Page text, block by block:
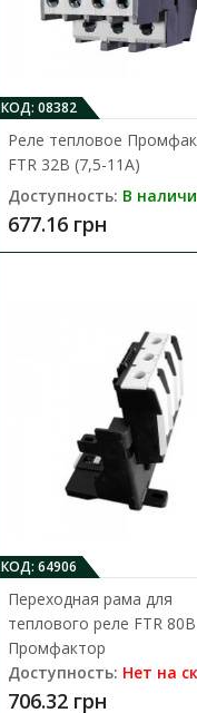
Реле тепловое
Доступность:
Доступность:
Реле тепловой защиты
электродвигателей от
677.16 грн
КОД: 08382
Реле тепловое
FTR 32B (7,5-11А)
Доступность: В
677.16 грн
КОД: 64906
Переходная рама для
теплового реле FTR 80B
Промфактор
Доступность: Нет на
706.32 грн